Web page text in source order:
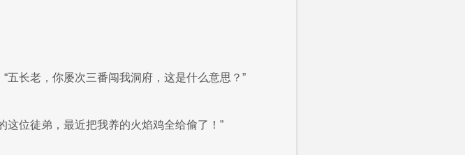
长老，你屡次三番闯我洞府，这是什么意思？”
这位徒弟，最近把我养的火焰鸡全给偷了！”